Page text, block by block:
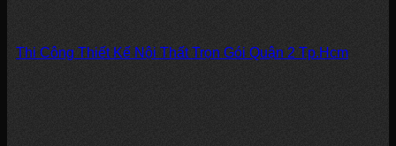
Thi Công Thiết Kế Nội Thất Trọn Gói Quận 2 Tp.Hcm